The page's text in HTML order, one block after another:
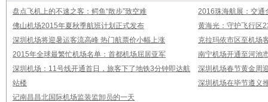
盘点飞机上的不速之客：鳄鱼“散步”致空难
2016珠海航展：交通
佛山机场2015年夏秋季航班计划正式发布
黄海光：守护飞行区
深圳机场将迎暑运客流高峰 热门航票价小幅上涨
克拉玛依市区至机场
2015年全球最繁忙机场名单：首都机场屈居亚军
南宁机场开通至河池
深圳机场：11号线开通首日，旅客下了地铁3分钟即达航
站楼
深圳机场春节黄金周
深圳机场在毕节遵义
记南昌昌北国际机场监装监卸员的一天